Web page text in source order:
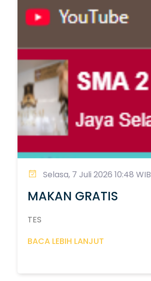
Selasa, 7 Juli 2026 10:48 WIB
MAKAN GRATIS
TES
BACA LEBIH LANJUT